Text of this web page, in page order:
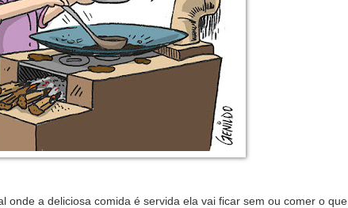
onde a deliciosa comida é servida ela vai ficar sem ou comer o que